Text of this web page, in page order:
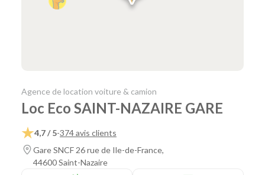
Agence de location voiture & camion
Loc Eco SAINT-NAZAIRE GARE
4,7 / 5-374 avis clients
Gare SNCF 26 rue de Ile-de-France,
44600 Saint-Nazaire